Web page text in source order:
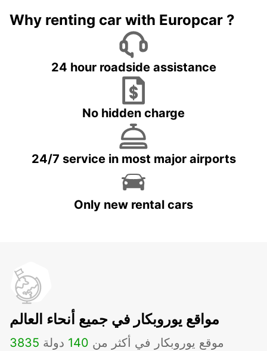
Why renting car with Europcar ?
24 hour roadside assistance
No hidden charge
24/7 service in most major airports
Only new rental cars
مواقع يوروبكار في جميع أنحاء العالم
3835 موقع يوروبكار في أكثر من 140 دولة